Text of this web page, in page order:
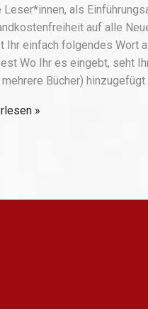
Leser*innen, als
auf alle
Ihr einfach folgendes Wort
Wo Ihr es eingebt, seht
Bücher)